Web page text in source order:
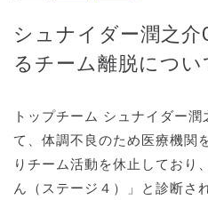
シュナイダー潤之介
るチーム離脱につい
トップチーム シュナイダー
て、体調不良のため医療機関
りチーム活動を休止しており
ん（ステージ４）」と診断さ